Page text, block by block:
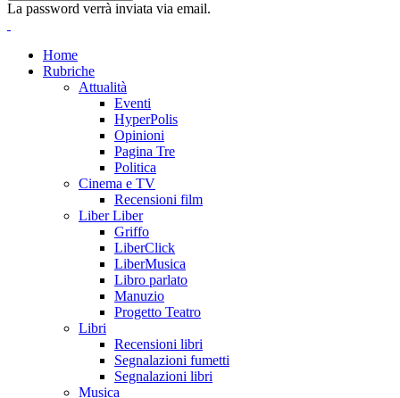
La password verrà inviata via email.
Home
Rubriche
Attualità
Eventi
HyperPolis
Opinioni
Pagina Tre
Politica
Cinema e TV
Recensioni film
Liber Liber
Griffo
LiberClick
LiberMusica
Libro parlato
Manuzio
Progetto Teatro
Libri
Recensioni libri
Segnalazioni fumetti
Segnalazioni libri
Musica